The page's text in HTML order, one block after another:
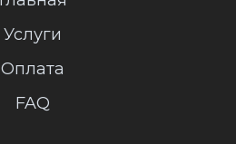
Услуги
Оплата
FAQ